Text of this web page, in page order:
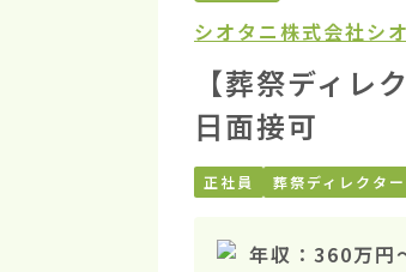
シオタニ株式会社シ
【葬祭ディ
日面接可
正社員 葬祭ディレクター
年収： 360万円